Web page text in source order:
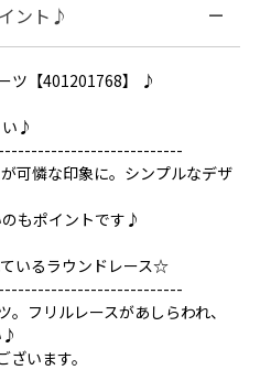
ント♪
ツ【401201768】 ♪
♪
可憐な印象に。シンプルなデザ
もポイントです♪
いるラウンドレース☆
フリルレースがあしらわれ、
♪
います。